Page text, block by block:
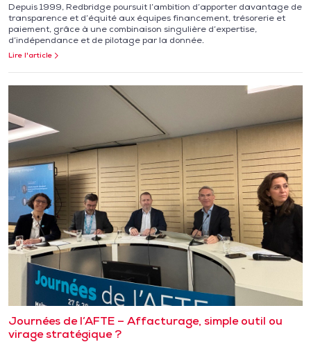
Depuis 1999, Redbridge poursuit l’ambition d’apporter davantage de
transparence et d’équité aux équipes financement, trésorerie et
paiement, grâce à une combinaison singulière d’expertise,
d’indépendance et de pilotage par la donnée.
Lire l'article
Journées de l’AFTE – Affacturage, simple outil ou
virage stratégique ?